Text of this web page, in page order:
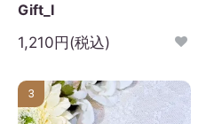
Gift_I
1,210円(税込)
3